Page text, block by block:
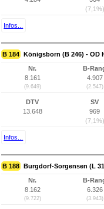
(7,1%)
Infos...
B 184 Königsborn (B 246) - OD
Nr.
8.161
(9.649)
B-
4.907
(2.547)
DTV
13.648
SV
969
(7,1%)
Infos...
B 188 Burgdorf-Sorgensen (L
Nr.
8.162
(9.722)
B-
6.326
(3.943)